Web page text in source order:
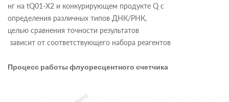
нг на tQ01-X2 и конкурирующем продукте Q с
определения различных типов ДНК/РНК,
целью сравнения точности результатов
зависит от соответствующего набора реагентов
Процесс работы флуоресцентного счетчика